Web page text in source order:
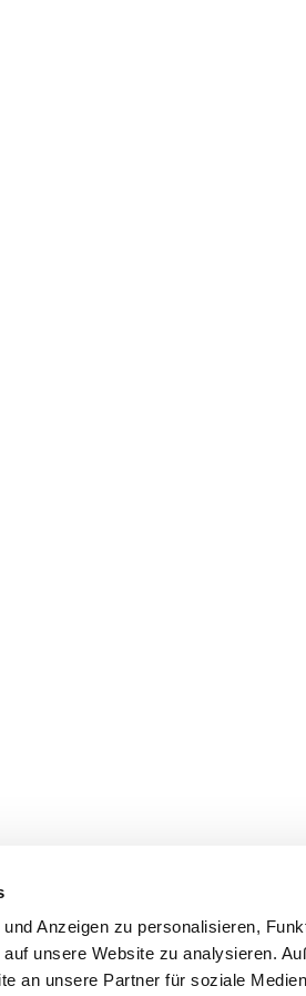
Anzeigen zu personalisieren,
unsere Website zu analysieren.
an unsere Partner für soziale